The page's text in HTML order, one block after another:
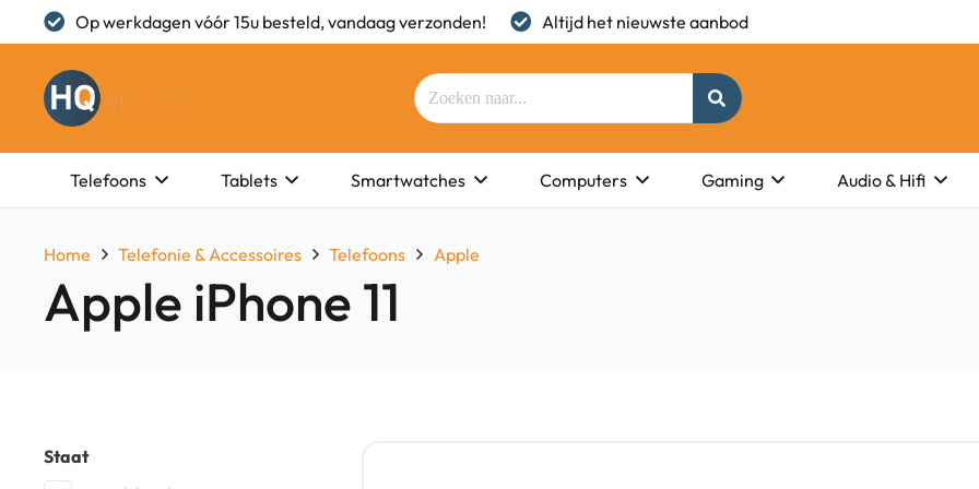
Op werkdagen vóór 15u besteld, vandaag verzonden! Altijd het nieuwste aanbod
Telefoons
Tablets Smartwatches Computers Gaming Audio & Hifi
Home Telefonie & Accessoires Telefoons Apple
Apple iPhone 11
Staat